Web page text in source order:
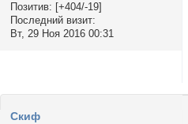
Позитив: [+404/-19]
Последний визит:
Вт, 29 Ноя 2016 00:31
Cкиф